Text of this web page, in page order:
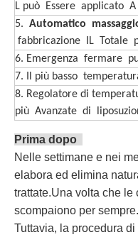
L può Essere applicato
5. Automatico
fabbricazione IL Totale
6. Emergenza fermare
7. Il più basso
8. Regolatore di
più Avanzate di
Prima dopo
Nelle settimane e nei
elabora ed elimina
trattate.Una volta che
scompaiono per sempre.
Tuttavia, la procedura